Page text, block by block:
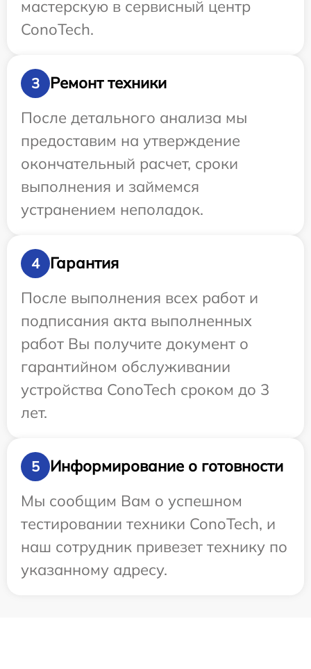
мастерскую в сервисный центр
ConoTech.
3
Ремонт техники
После детального анализа мы
предоставим на утверждение
окончательный расчет, сроки
выполнения и займемся
устранением неполадок.
4
Гарантия
После выполнения всех работ и
подписания акта выполненных
работ Вы получите документ о
гарантийном обслуживании
устройства ConoTech сроком до 3
лет.
5
Информирование о готовности
Мы сообщим Вам о успешном
тестировании техники ConoTech, и
наш сотрудник привезет технику по
указанному адресу.